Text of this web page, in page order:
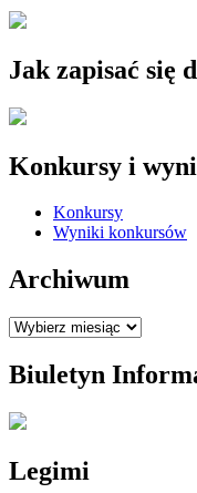
Jak zapisać się
Konkursy i
Konkursy
Wyniki konkursów
Archiwum
Archiwum
Biuletyn
Legimi